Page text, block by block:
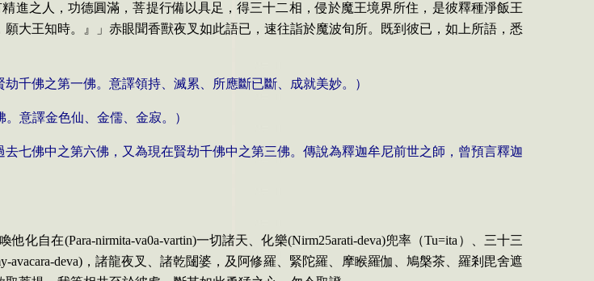
進之人 ， 功德圓滿 ，菩提行備以具足 ，得三十二相 ，侵於魔王境界所住 ， 是彼釋種淨飯王
願大王知時。』」赤眼聞香獸夜叉如此語已 ， 速往詣於魔波旬所。既到彼已 ， 如上所語 ， 悉
劫千佛之第一佛。意譯領持、滅累、所應斷已斷、成就美妙。）
意譯金色仙、金儒、金寂。）
去七佛中之第六佛，又為現在賢劫千佛中之第三佛。傳說為釋迦牟尼前世之師，曾預言釋迦
他化自在(Para-nirmita-va0a-vartin)一切諸天、化樂(Nirm25arati-deva)兜率（Tu=ita ）、三十三
avacara-deva)，諸龍夜叉、諸乾闥婆 ， 及阿修羅、緊陀羅、摩睺羅伽
鳩槃茶、羅剎毘舍遮